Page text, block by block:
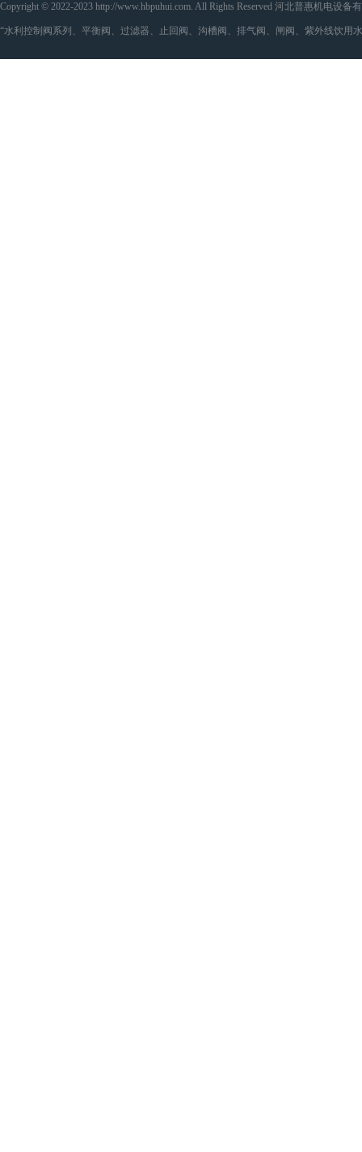
Copyright © 2022-2023 http://www.hbpuhui.com. All Rights Reserved 河北普惠机电设
“水利控制阀系列、平衡阀、过滤器、止回阀、沟槽阀、排气阀、闸阀、紫外线饮用